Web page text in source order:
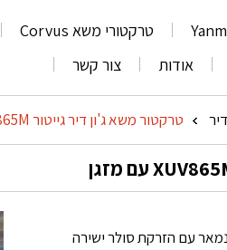
טרקטורי משא Corvus
אודות צור קשר
» טרקטור משא ג'ון דיר גייטור XUV865M עם מזגן
עם הזרקת סולר ישירה